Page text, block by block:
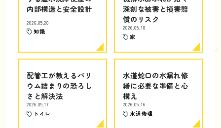
内部構造と安全設計
2026.05.20
知識
深刻な被害と損害賠
償のリスク
2026.05.18
家
配管工が教えるバリ
ウム詰まりの恐ろし
さと解決法
2026.05.17
トイレ
水道蛇口の水漏れ修
繕に必要な準備と心
構え
2026.05.16
水道修理